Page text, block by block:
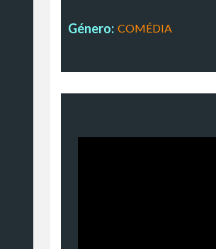
Género: COMÉDIA